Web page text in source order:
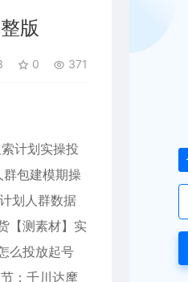
版
0 371
计划实操投
包建模期操
划人群数据
【测素材】实
么投放起号
：千川达摩